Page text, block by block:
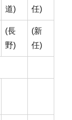
道)
任)
(長
野)
(新
任)